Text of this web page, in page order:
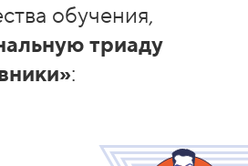
обучения,
триаду
: